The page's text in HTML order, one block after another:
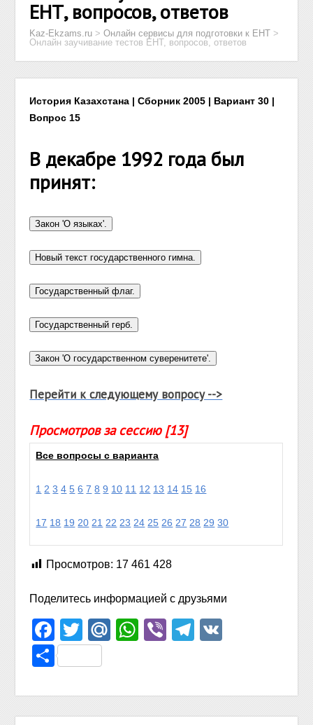
ЕНТ, вопросов, ответов
Kaz-Ekzams.ru >Онлайн сервисы для подготовки к ЕНТ >
Онлайн заучивание тестов ЕНТ, вопросов, ответов
История Казахстана | Сборник 2005 | Вариант 30 |
Вопрос 15
В декабре 1992 года был
принят:
Перейти к следующему вопросу -->
Просмотров за сессию [13]
Все вопросы с варианта
1 2 3 4 5 6 7 8 9 10 11 12 13 14 15 16
17 18 19 20 21 22 23 24 25 26 27 28 29 30
Просмотров: 17 461 428
Поделитесь информацией с друзьями
Facebook
TwitterMail.Ru
WhatsApp
ViberTelegram
Отправить